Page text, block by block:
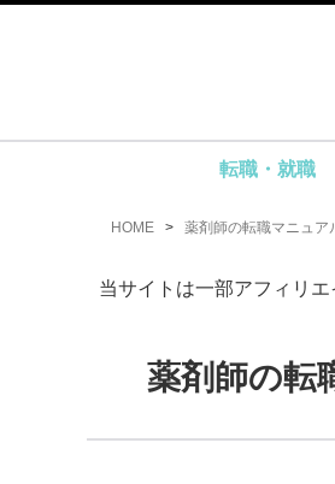
転職・就職
HOME > 薬剤師の転職マニュア
当サイトは一部アフィリ
薬剤師の転